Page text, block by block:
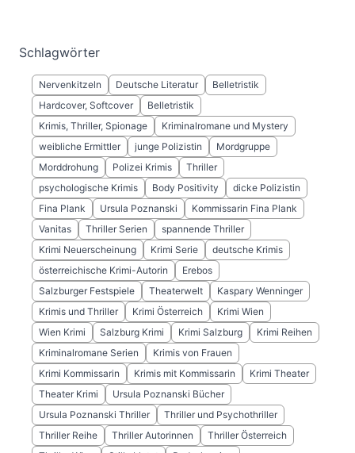
Schlagwörter
Nervenkitzeln Deutsche Literatur
Belletristik
Hardcover, Softcover
Belletristik
Krimis, Thriller, Spionage
Kriminalromane und Mystery
weibliche Ermittler
junge Polizistin
Mordgruppe
Morddrohung
Polizei Krimis
Thriller
psychologische Krimis
Body Positivity
dicke Polizistin
Fina Plank
Ursula Poznanski
Kommissarin Fina Plank
Vanitas
Thriller Serien
spannende Thriller
Krimi Neuerscheinung
Krimi Serie
deutsche Krimis
österreichische Krimi-Autorin
Erebos
Salzburger Festspiele
Theaterwelt
Kaspary Wenninger
Krimis und Thriller
Krimi Österreich
Krimi Wien
Wien Krimi
Salzburg Krimi Krimi Salzburg
Krimi Reihen
Kriminalromane Serien
Krimis von Frauen
Krimi Kommissarin
Krimis mit Kommissarin
Krimi Theater
Theater Krimi
Ursula Poznanski Bücher
Ursula Poznanski Thriller
Thriller und Psychothriller
Thriller Reihe
Thriller Autorinnen
Thriller Österreich